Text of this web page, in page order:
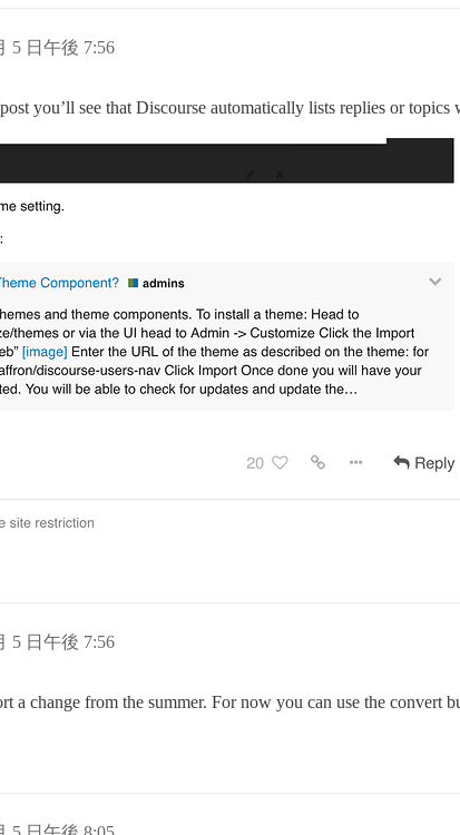
5 日午後 7:56
you’ll see that Discourse automatically lists replies or
5 日午後 7:56
a change from the summer. For now you can use the